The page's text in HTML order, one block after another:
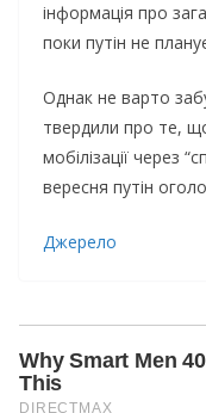
інформація про
поки путін не
Однак не варто
твердили про те,
мобілізації через
вересня путін
Джерело